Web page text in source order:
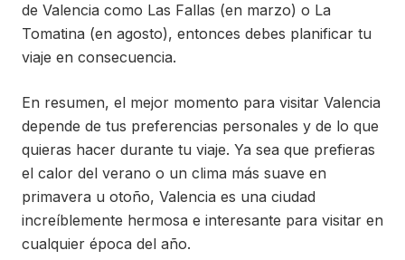
de Valencia como Las Fallas (en marzo) o La
Tomatina (en agosto), entonces debes planificar tu
viaje en consecuencia.
En resumen, el mejor momento para visitar Valencia
depende de tus preferencias personales y de lo que
quieras hacer durante tu viaje. Ya sea que prefieras
el calor del verano o un clima más suave en
primavera u otoño, Valencia es una ciudad
increíblemente hermosa e interesante para visitar en
cualquier época del año.